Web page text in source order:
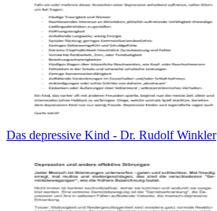
Das depressive Kind - Dr. Rudolf Winkler